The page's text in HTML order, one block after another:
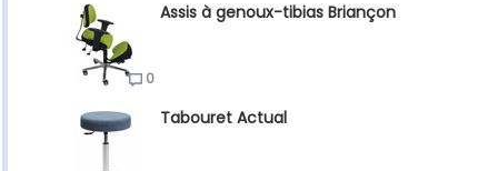
Assis à genoux-tibias Briançon
0
Tabouret Actual